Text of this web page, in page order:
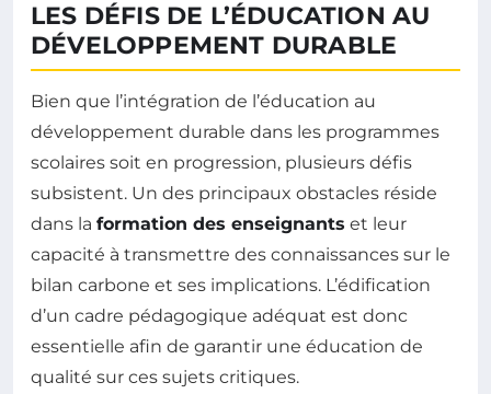
LES DÉFIS DE L’ÉDUCATION AU
DÉVELOPPEMENT DURABLE
Bien que l’intégration de l’éducation au
développement durable dans les programmes
scolaires soit en progression, plusieurs défis
subsistent. Un des principaux obstacles réside
dans la formation des enseignants et leur
capacité à transmettre des connaissances sur le
bilan carbone et ses implications. L’édification
d’un cadre pédagogique adéquat est donc
essentielle afin de garantir une éducation de
qualité sur ces sujets critiques.